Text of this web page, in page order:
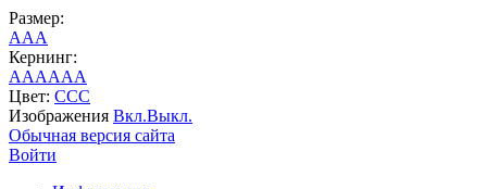
Размер:
AAA
Кернинг:
AAAAAA
Цвет: CCC
Изображения Вкл.Выкл.
Обычная версия сайта
Войти